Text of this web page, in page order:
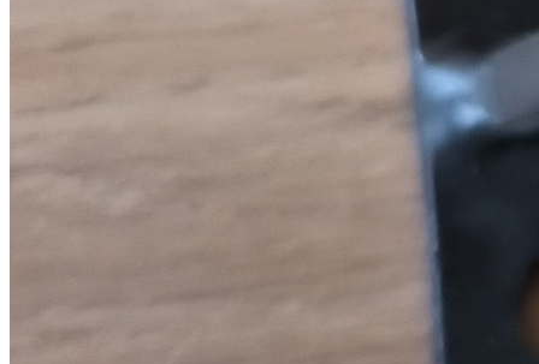
Freno de mano hidraulico con trinquete